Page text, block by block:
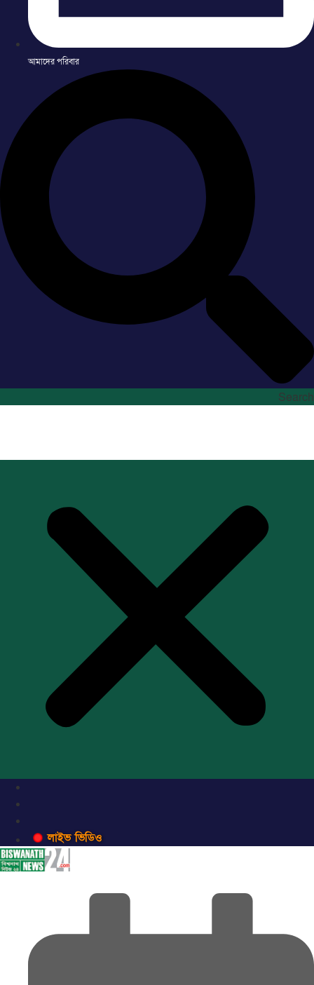
আমাদের পরিবার
Search
লাইভ ভিডিও